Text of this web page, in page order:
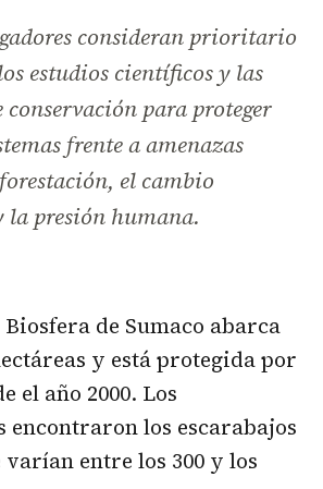
consideran prioritario
estudios científicos y las
conservación para proteger
frente a amenazas
el cambio
presión humana.
de Sumaco abarca
y está protegida por
el año 2000. Los
encontraron los escarabajos
entre los 300 y los